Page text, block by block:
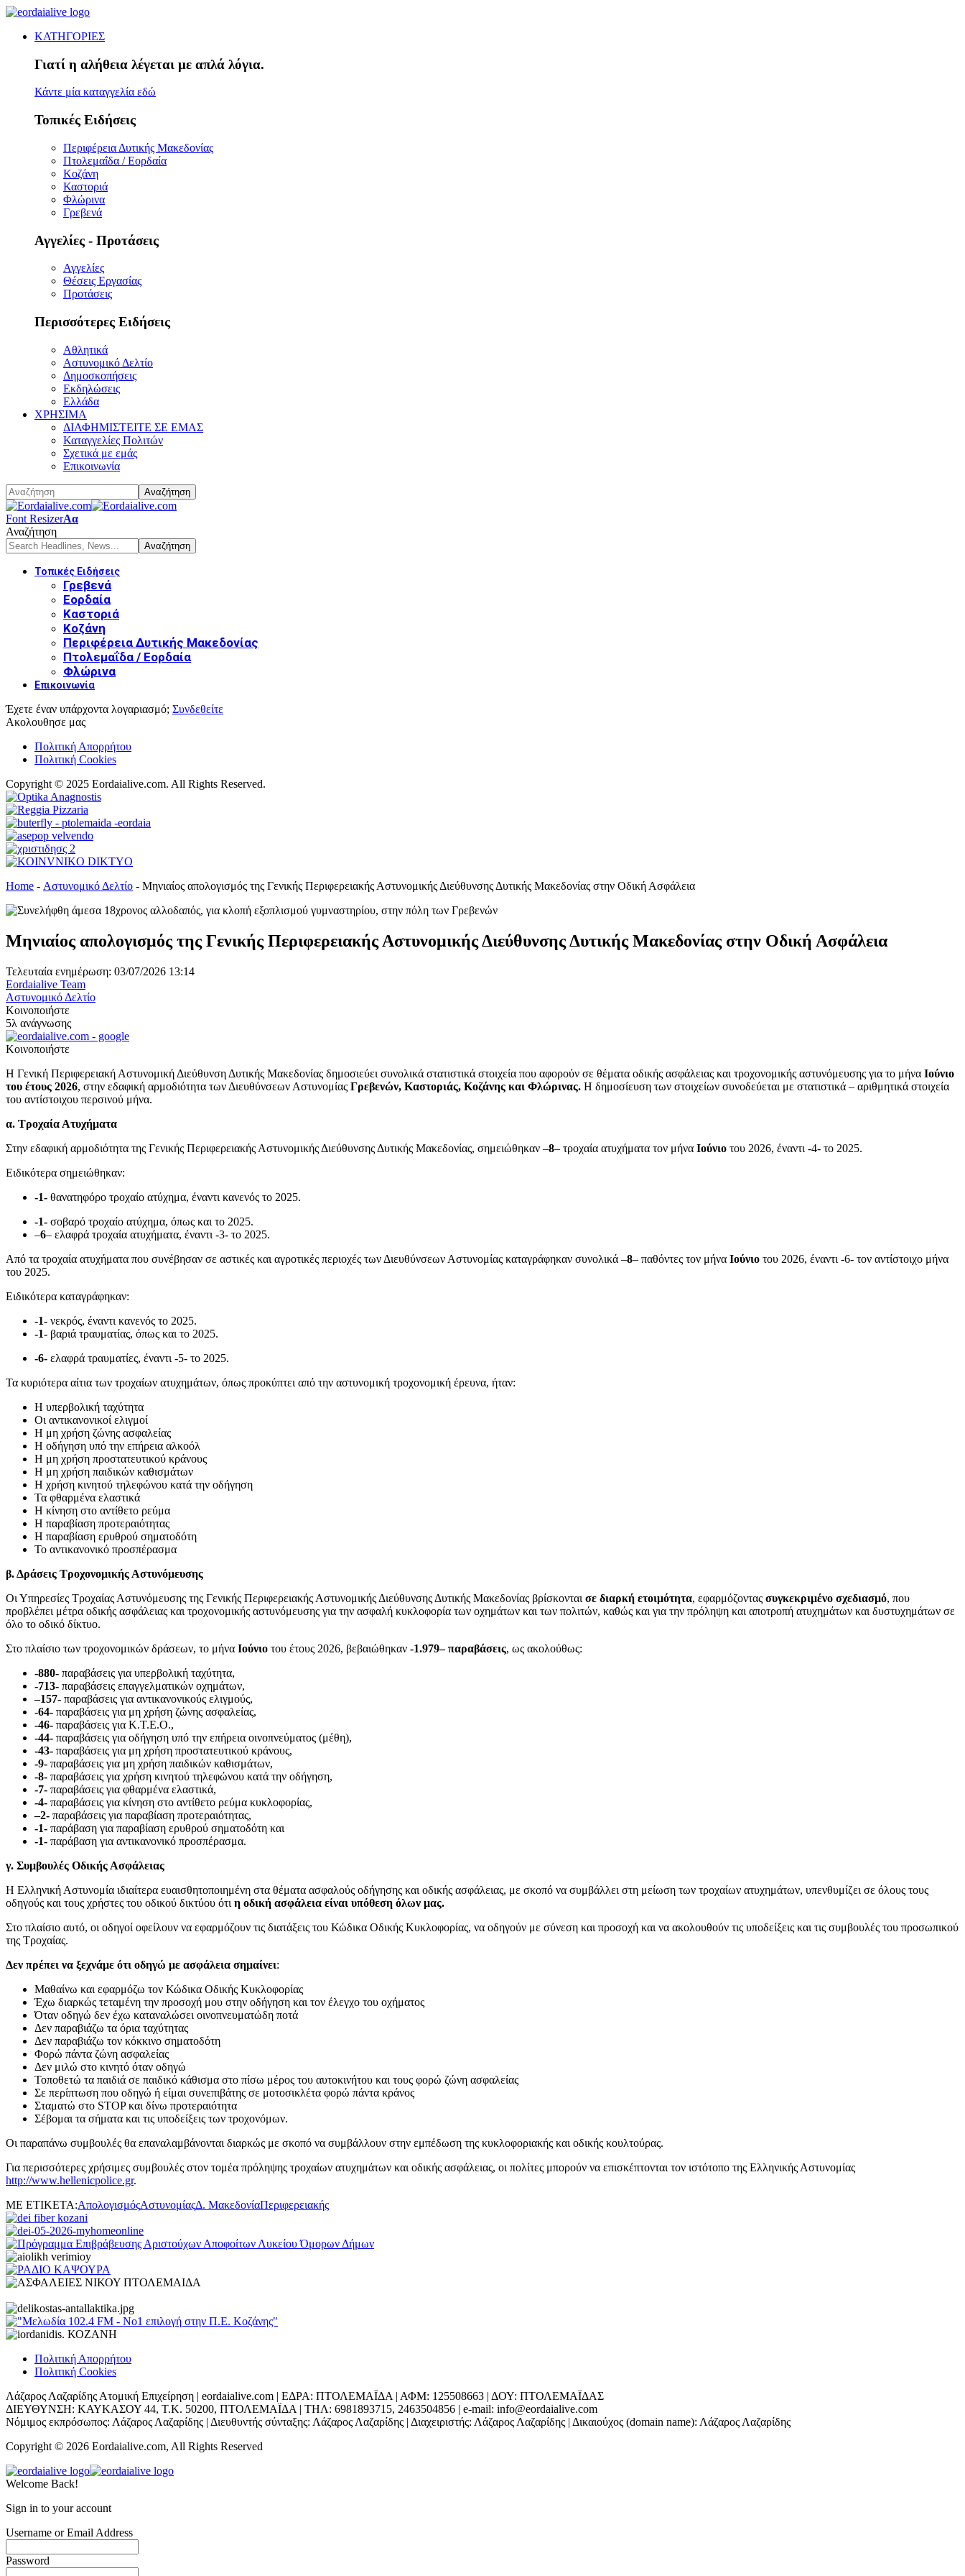
ΚΑΤΗΓΟΡΙΕΣ
Γιατί η αλήθεια λέγεται με απλά λόγια.
Κάντε μία καταγγελία εδώ
Τοπικές Ειδήσεις
Περιφέρεια Δυτικής Μακεδονίας
Πτολεμαΐδα / Εορδαία
Κοζάνη
Καστοριά
Φλώρινα
Γρεβενά
Αγγελίες - Προτάσεις
Αγγελίες
Θέσεις Εργασίας
Προτάσεις
Περισσότερες Ειδήσεις
Αθλητικά
Αστυνομικό Δελτίο
Δημοσκοπήσεις
Εκδηλώσεις
Ελλάδα
ΧΡΗΣΙΜΑ
ΔΙΑΦΗΜΙΣΤΕΙΤΕ ΣΕ ΕΜΑΣ
Καταγγελίες Πολιτών
Σχετικά με εμάς
Επικοινωνία
Font ResizerΑα
Αναζήτηση
Τοπικές Ειδήσεις
Γρεβενά
Εορδαία
Καστοριά
Κοζάνη
Περιφέρεια Δυτικής Μακεδονίας
Πτολεμαΐδα / Εορδαία
Φλώρινα
Επικοινωνία
Έχετε έναν υπάρχοντα λογαριασμό; Συνδεθείτε
Ακολουθησε μας
Πολιτική Απορρήτου
Πολιτική Cookies
Copyright © 2025 Eordaialive.com. All Rights Reserved.
Home - Αστυνομικό Δελτίο - Μηνιαίος απολογισμός της Γενικής Περιφερειακής Αστυνομικής Διεύθυνσης Δυτικής Μακεδονίας στην Οδική Ασφάλεια
Μηνιαίος απολογισμός της Γενικής Περιφερειακής Αστυνομικής Διεύθυνσης Δυτικής Μακεδονίας στην Οδική Ασφάλεια
Τελευταία ενημέρωση: 03/07/2026 13:14
Eordaialive Team
Αστυνομικό Δελτίο
Κοινοποιήστε
5λ ανάγνωσης
Κοινοποιήστε
Η Γενική Περιφερειακή Αστυνομική Διεύθυνση Δυτικής Μακεδονίας δημοσιεύει συνολικά στατιστικά στοιχεία που αφορούν σε θέματα οδικής ασφάλειας και τροχονομικής αστυνόμευσης για το μήνα Ιούνιο
του έτους 2026, στην εδαφική αρμοδιότητα των Διευθύνσεων Αστυνομίας Γρεβενών, Καστοριάς, Κοζάνης και Φλώρινας. Η δημοσίευση των στοιχείων συνοδεύεται με στατιστικά – αριθμητικά στοιχεία
του αντίστοιχου περσινού μήνα.
α. Τροχαία Ατυχήματα
Στην εδαφική αρμοδιότητα της Γενικής Περιφερειακής Αστυνομικής Διεύθυνσης Δυτικής Μακεδονίας, σημειώθηκαν –8– τροχαία ατυχήματα τον μήνα Ιούνιο του 2026, έναντι -4- το 2025.
Ειδικότερα σημειώθηκαν:
-1- θανατηφόρο τροχαίο ατύχημα, έναντι κανενός το 2025.
-1- σοβαρό τροχαίο ατύχημα, όπως και το 2025.
–6– ελαφρά τροχαία ατυχήματα, έναντι -3- το 2025.
Από τα τροχαία ατυχήματα που συνέβησαν σε αστικές και αγροτικές περιοχές των Διευθύνσεων Αστυνομίας καταγράφηκαν συνολικά –8– παθόντες τον μήνα Ιούνιο του 2026, έναντι -6- τον αντίστοιχο μήνα
του 2025.
Ειδικότερα καταγράφηκαν:
-1- νεκρός, έναντι κανενός το 2025.
-1- βαριά τραυματίας, όπως και το 2025.
-6- ελαφρά τραυματίες, έναντι -5- το 2025.
Τα κυριότερα αίτια των τροχαίων ατυχημάτων, όπως προκύπτει από την αστυνομική τροχονομική έρευνα, ήταν:
Η υπερβολική ταχύτητα
Οι αντικανονικοί ελιγμοί
Η μη χρήση ζώνης ασφαλείας
Η οδήγηση υπό την επήρεια αλκοόλ
Η μη χρήση προστατευτικού κράνους
Η μη χρήση παιδικών καθισμάτων
Η χρήση κινητού τηλεφώνου κατά την οδήγηση
Τα φθαρμένα ελαστικά
Η κίνηση στο αντίθετο ρεύμα
Η παραβίαση προτεραιότητας
Η παραβίαση ερυθρού σηματοδότη
Το αντικανονικό προσπέρασμα
β. Δράσεις Τροχονομικής Αστυνόμευσης
Οι Υπηρεσίες Τροχαίας Αστυνόμευσης της Γενικής Περιφερειακής Αστυνομικής Διεύθυνσης Δυτικής Μακεδονίας βρίσκονται σε διαρκή ετοιμότητα, εφαρμόζοντας συγκεκριμένο σχεδιασμό, που
προβλέπει μέτρα οδικής ασφάλειας και τροχονομικής αστυνόμευσης για την ασφαλή κυκλοφορία των οχημάτων και των πολιτών, καθώς και για την πρόληψη και αποτροπή ατυχημάτων και δυστυχημάτων σε
όλο το οδικό δίκτυο.
Στο πλαίσιο των τροχονομικών δράσεων, το μήνα Ιούνιο του έτους 2026, βεβαιώθηκαν -1.979– παραβάσεις, ως ακολούθως:
-880- παραβάσεις για υπερβολική ταχύτητα,
-713- παραβάσεις επαγγελματικών οχημάτων,
–157- παραβάσεις για αντικανονικούς ελιγμούς,
-64- παραβάσεις για μη χρήση ζώνης ασφαλείας,
-46- παραβάσεις για Κ.Τ.Ε.Ο.,
-44- παραβάσεις για οδήγηση υπό την επήρεια οινοπνεύματος (μέθη),
-43- παραβάσεις για μη χρήση προστατευτικού κράνους,
-9- παραβάσεις για μη χρήση παιδικών καθισμάτων,
-8- παραβάσεις για χρήση κινητού τηλεφώνου κατά την οδήγηση,
-7- παραβάσεις για φθαρμένα ελαστικά,
-4- παραβάσεις για κίνηση στο αντίθετο ρεύμα κυκλοφορίας,
–2- παραβάσεις για παραβίαση προτεραιότητας,
-1- παράβαση για παραβίαση ερυθρού σηματοδότη και
-1- παράβαση για αντικανονικό προσπέρασμα.
γ. Συμβουλές Οδικής Ασφάλειας
Η Ελληνική Αστυνομία ιδιαίτερα ευαισθητοποιημένη στα θέματα ασφαλούς οδήγησης και οδικής ασφάλειας, με σκοπό να συμβάλλει στη μείωση των τροχαίων ατυχημάτων, υπενθυμίζει σε όλους τους
οδηγούς και τους χρήστες του οδικού δικτύου ότι η οδική ασφάλεια είναι υπόθεση όλων μας.
Στο πλαίσιο αυτό, οι οδηγοί οφείλουν να εφαρμόζουν τις διατάξεις του Κώδικα Οδικής Κυκλοφορίας, να οδηγούν με σύνεση και προσοχή και να ακολουθούν τις υποδείξεις και τις συμβουλές του προσωπικού
της Τροχαίας.
Δεν πρέπει να ξεχνάμε ότι οδηγώ με ασφάλεια σημαίνει:
Μαθαίνω και εφαρμόζω τον Κώδικα Οδικής Κυκλοφορίας
Έχω διαρκώς τεταμένη την προσοχή μου στην οδήγηση και τον έλεγχο του οχήματος
Όταν οδηγώ δεν έχω καταναλώσει οινοπνευματώδη ποτά
Δεν παραβιάζω τα όρια ταχύτητας
Δεν παραβιάζω τον κόκκινο σηματοδότη
Φορώ πάντα ζώνη ασφαλείας
Δεν μιλώ στο κινητό όταν οδηγώ
Τοποθετώ τα παιδιά σε παιδικό κάθισμα στο πίσω μέρος του αυτοκινήτου και τους φορώ ζώνη ασφαλείας
Σε περίπτωση που οδηγώ ή είμαι συνεπιβάτης σε μοτοσικλέτα φορώ πάντα κράνος
Σταματώ στο STOP και δίνω προτεραιότητα
Σέβομαι τα σήματα και τις υποδείξεις των τροχονόμων.
Οι παραπάνω συμβουλές θα επαναλαμβάνονται διαρκώς με σκοπό να συμβάλλουν στην εμπέδωση της κυκλοφοριακής και οδικής κουλτούρας.
Για περισσότερες χρήσιμες συμβουλές στον τομέα πρόληψης τροχαίων ατυχημάτων και οδικής ασφάλειας, οι πολίτες μπορούν να επισκέπτονται τον ιστότοπο της Ελληνικής Αστυνομίας
http://www.hellenicpolice.gr.
ΜΕ ΕΤΙΚΕΤΑ:ΑπολογισμόςΑστυνομίαςΔ. ΜακεδονίαΠεριφερειακής
Πολιτική Απορρήτου
Πολιτική Cookies
Λάζαρος Λαζαρίδης Ατομική Επιχείρηση | eordaialive.com | ΕΔΡΑ: ΠΤΟΛΕΜΑΪΔΑ | ΑΦΜ: 125508663 | ΔΟΥ: ΠΤΟΛΕΜΑΪΔΑΣ
ΔΙΕΥΘΥΝΣΗ: ΚΑΥΚΑΣΟΥ 44, Τ.Κ. 50200, ΠΤΟΛΕΜΑΪΔΑ | ΤΗΛ: 6981893715, 2463504856 | e-mail: info@eordaialive.com
Νόμιμος εκπρόσωπος: Λάζαρος Λαζαρίδης | Διευθυντής σύνταξης: Λάζαρος Λαζαρίδης | Διαχειριστής: Λάζαρος Λαζαρίδης | Δικαιούχος (domain name): Λάζαρος Λαζαρίδης
Copyright © 2026 Eordaialive.com, All Rights Reserved
Welcome Back!
Sign in to your account
Username or Email Address
Password